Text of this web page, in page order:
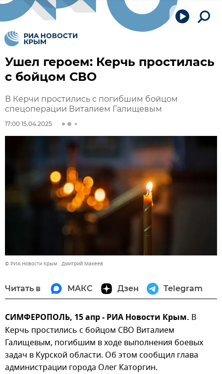
Ушел героем: Керчь простилась
с бойцом СВО
В Керчи простились с погибшим бойцом
спецоперации Виталием Галищевым
17:00 15.04.2025
© РИА Новости Крым . Дмитрий Макеев
Читать в МАКС Дзен Telegram
СИМФЕРОПОЛЬ, 15 апр - РИА Новости Крым. В
Керчь простились с бойцом СВО Виталием
Галищевым, погибшим в ходе выполнения боевых
задач в Курской области. Об этом сообщил глава
администрации города Олег Каторгин.